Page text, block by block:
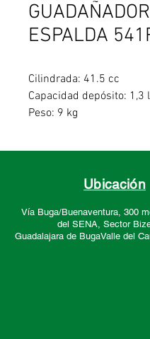
ESPALDA
Cilindrada: 41.5 cc
Capacidad depósito: 1,3 l
Peso: 9 kg
Ubicación
Vía Buga/Buenaventura, 300
del SENA, Sector
Guadalajara de BugaValle del